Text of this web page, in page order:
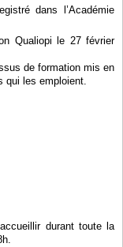
dans l’Académie
Qualiopi le 27 février
de formation mis en
qui les emploient.
durant toute la